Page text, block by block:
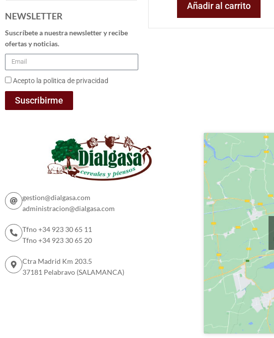
NEWSLETTER
Suscríbete a nuestra newsletter y recibe
ofertas y noticias.
Acepto la politica de privacidad
Suscribirme
Añadir al carrito
gestion@dialgasa.com
administracion@dialgasa.com
Tfno +34 923 30 65 11
Tfno +34 923 30 65 20
Ctra Madrid Km 203.5
37181 Pelabravo (SALAMANCA)